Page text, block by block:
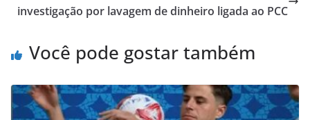
investigação por lavagem de dinheiro ligada ao PCC
Você pode gostar também